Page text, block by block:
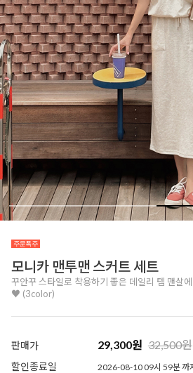
모니카 맨투맨 스커트 세트
꾸안꾸 스타일로 착용하기 좋은 데일리 템 맨살
♥ (3color)
판매가 29,300원 32,500원
할인종료일 2026-08-10 09시 59분 까